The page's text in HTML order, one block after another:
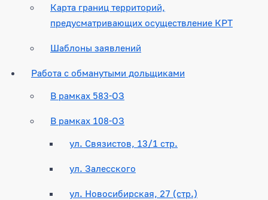
Карта границ территорий,
предусматривающих осуществление КРТ
Шаблоны заявлений
Работа с обманутыми дольщиками
В рамках 583-ОЗ
В рамках 108-ОЗ
ул. Связистов, 13/1 стр.
ул. Залесского
ул. Новосибирская, 27 (стр.)